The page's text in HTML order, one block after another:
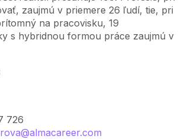
zaujmú v priemere 26 ľudí, tie, pri
na pracovisku, 19
s hybridnou formou práce zaujmú v
726